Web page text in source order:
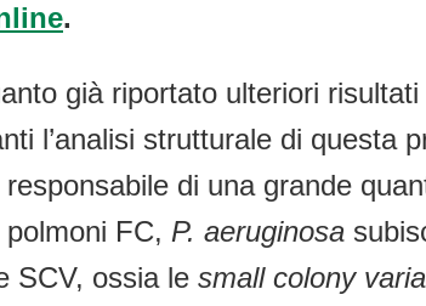
.
già riportato ulteriori
l’analisi strutturale di questa
responsabile di una grande
FC, P. aeruginosa
SCV, ossia le small colony